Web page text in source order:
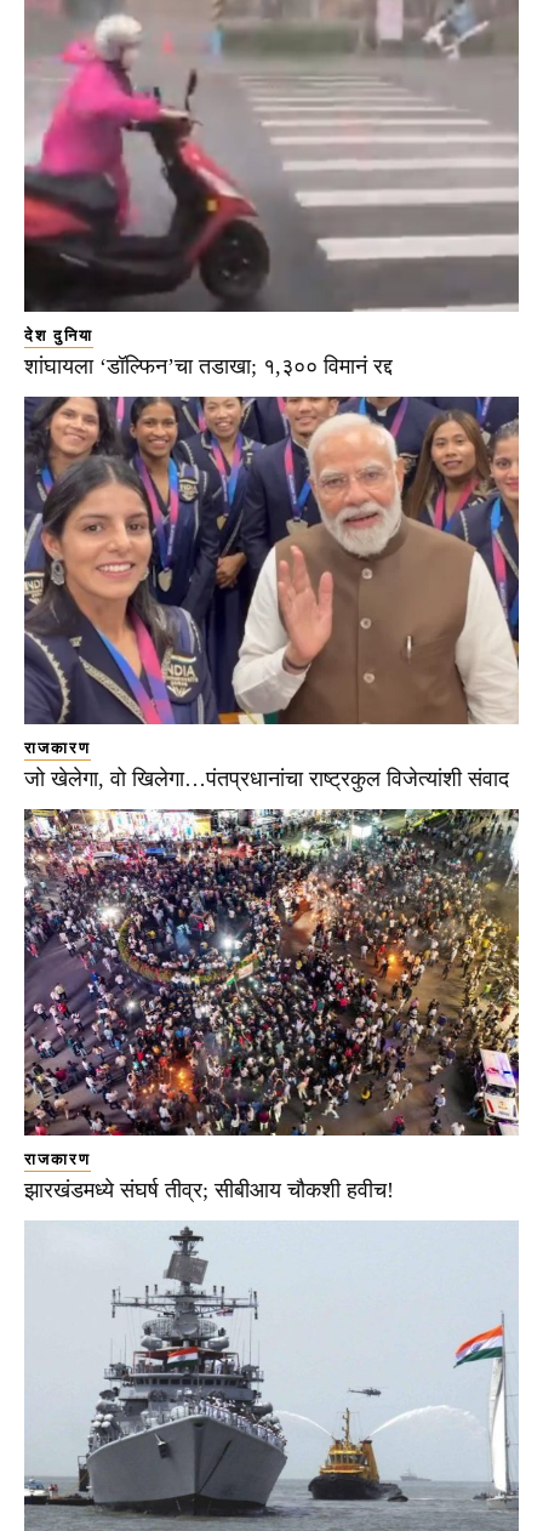
देश दुनिया
शांघायला ‘डॉल्फिन’चा तडाखा; १,३०० विमानं रद्द
राजकारण
जो खेलेगा, वो खिलेगा…पंतप्रधानांचा राष्ट्रकुल विजेत्यांशी संवाद
राजकारण
झारखंडमध्ये संघर्ष तीव्र; सीबीआय चौकशी हवीच!